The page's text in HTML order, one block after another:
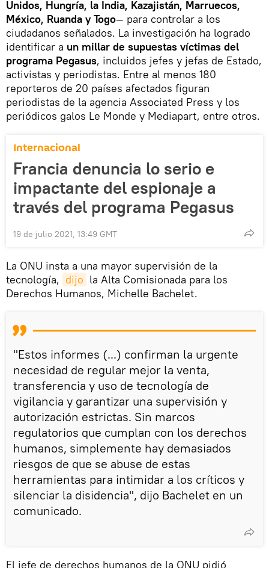
Unidos, Hungría, la India, Kazajistán, Marruecos,
México, Ruanda y Togo— para controlar a los
ciudadanos señalados. La investigación ha logrado
identificar a un millar de supuestas víctimas del
programa Pegasus, incluidos jefes y jefas de Estado,
activistas y periodistas. Entre al menos 180
reporteros de 20 países afectados figuran
periodistas de la agencia Associated Press y los
periódicos galos Le Monde y Mediapart, entre otros.
Internacional
Francia denuncia lo serio e
impactante del espionaje a
través del programa Pegasus
19 de julio 2021, 13:49 GMT
La ONU insta a una mayor supervisión de la
tecnología, dijo la Alta Comisionada para los
Derechos Humanos, Michelle Bachelet.
"Estos informes (...) confirman la urgente
necesidad de regular mejor la venta,
transferencia y uso de tecnología de
vigilancia y garantizar una supervisión y
autorización estrictas. Sin marcos
regulatorios que cumplan con los derechos
humanos, simplemente hay demasiados
riesgos de que se abuse de estas
herramientas para intimidar a los críticos y
silenciar la disidencia", dijo Bachelet en un
comunicado.
El jefe de derechos humanos de la ONU pidió